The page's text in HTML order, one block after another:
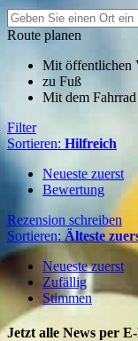
Route planen
Mit öffentlichen
zu Fuß
Mit dem Fahrrad
Filter
Sortieren: Hilfreich
Neueste zuerst
Bewertung
Rezension schreiben
Sortieren:Älteste
Neueste zuerst
Zufällig
Stimmen
Jetzt alle News per